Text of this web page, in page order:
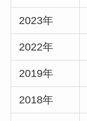
2023年
2022年
2019年
2018年